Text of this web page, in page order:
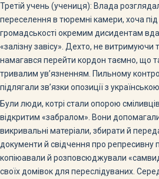
Третій учень (учениця): Влада
переселення в тюремні камери, хоча
громадськості окремим дисидентам
«залізну завісу». Дехто, не витримуючи
намагався перейти кордон таємно, що
тривалим ув’язненням. Пильному
підлягали зв’язки опозиції з
Були люди, котрі стали опорою
відкритим «забралом». Вони
викривальні матеріали, збирати й
документи й свідчення про репресивну
копіюавали й розповсюджували
своїх домівок для переслідуваних.